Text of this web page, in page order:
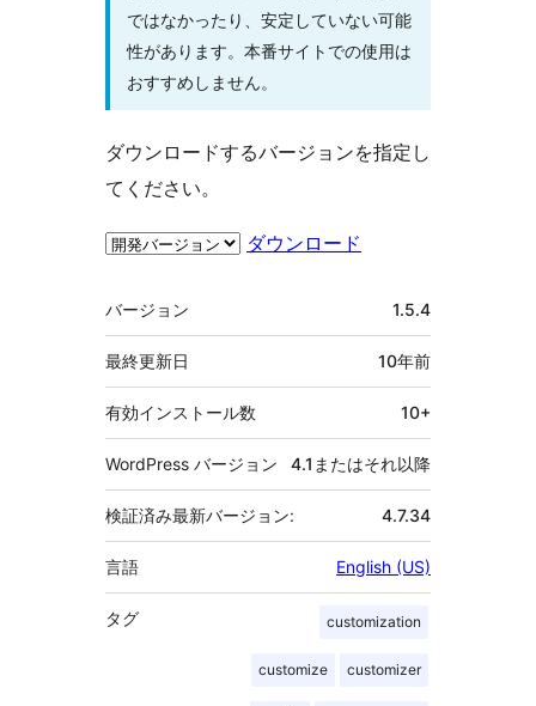
ではなかったり、安定していない可能
性があります。本番サイトでの使用は
おすすめしません。
ダウンロードするバージョンを指定し
てください。
ダウンロード
メ
タ
バージョン 1.5.4
最終更新日 10年前
有効インストール数 10+
WordPress バージョン 4.1またはそれ以降
検証済み最新バージョン: 4.7.34
言語 English (US)
タグ customization
customize customizer